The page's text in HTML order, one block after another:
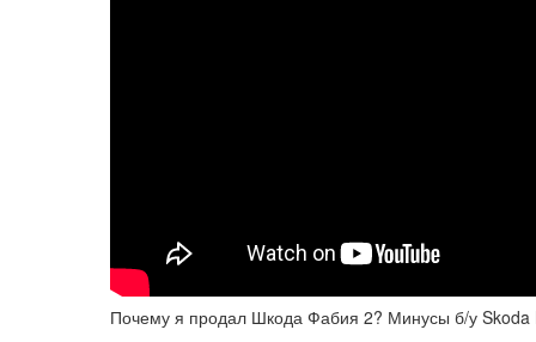
Почему я продал Шкода Фабия 2? Минусы б/у Skoda